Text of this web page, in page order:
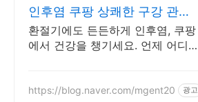
인후염 쿠팡 상쾌한 구강 관리
습관
환절기에도 든든하게 인후염, 쿠팡
에서 건강을 챙기세요. 언제 어디
https://blog.naver.com/mgent20 광고